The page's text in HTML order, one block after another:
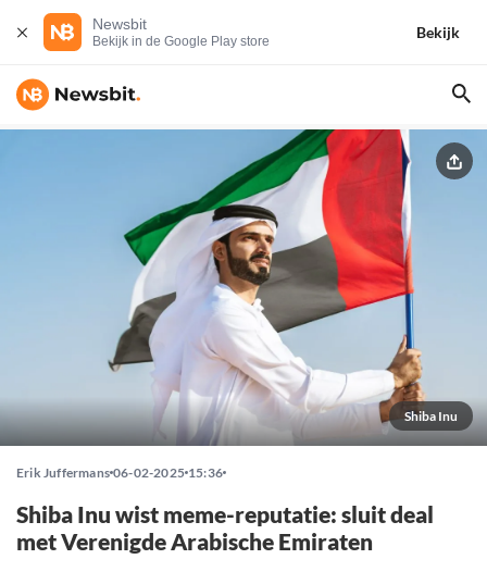
Newsbit
Bekijk in de Google Play store
Bekijk
Shiba Inu
Erik Juffermans 06-02-2025 15:36
Shiba Inu wist meme-reputatie: sluit deal
met Verenigde Arabische Emiraten